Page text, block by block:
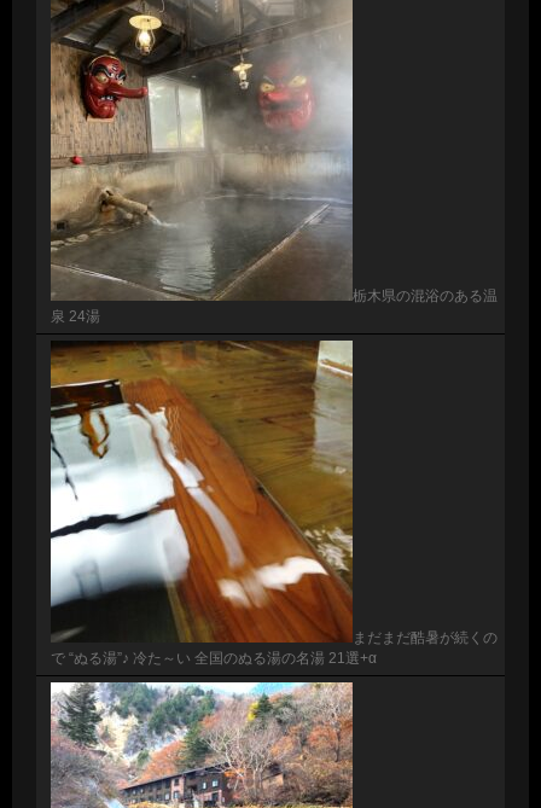
栃木県の混浴のある温
泉 24湯
まだまだ酷暑が続くの
で “ぬる湯”♪ 冷た～い 全国のぬる湯の名湯 21選+α